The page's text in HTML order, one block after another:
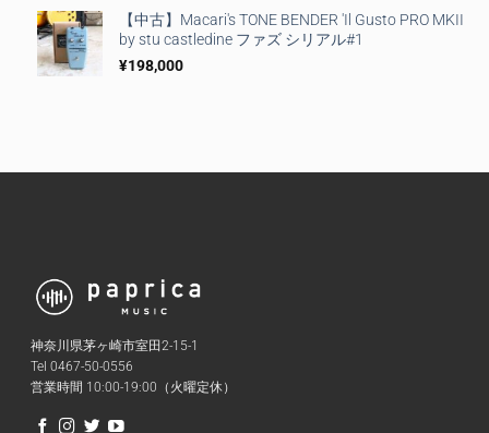
【中古】Macari's TONE BENDER 'Il Gusto PRO MKII
by stu castledine ファズ シリアル#1
¥198,000
神奈川県茅ヶ崎市室田2-15-1
Tel 0467-50-0556
営業時間 10:00-19:00（火曜定休）